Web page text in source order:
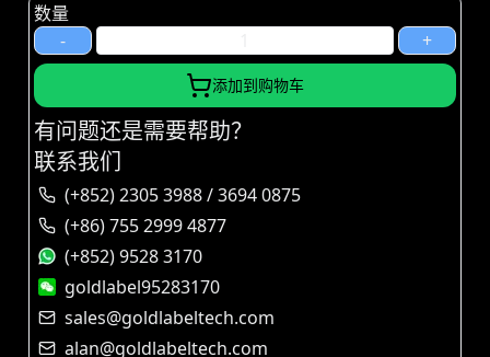
数量
-
+
添加到购物车
有问题还是需要帮助？
联系我们
(+852) 2305 3988 / 3694 0875
(+86) 755 2999 4877
(+852) 9528 3170
goldlabel95283170
sales@goldlabeltech.com
alan@goldlabeltech.com